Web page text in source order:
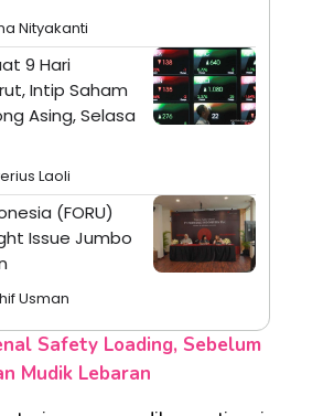
Nityakanti
9 Hari
Intip Saham
Asing, Selasa
Laoli
(FORU)
Issue Jumbo
Usman
Safety Loading, Sebelum
Mudik Lebaran